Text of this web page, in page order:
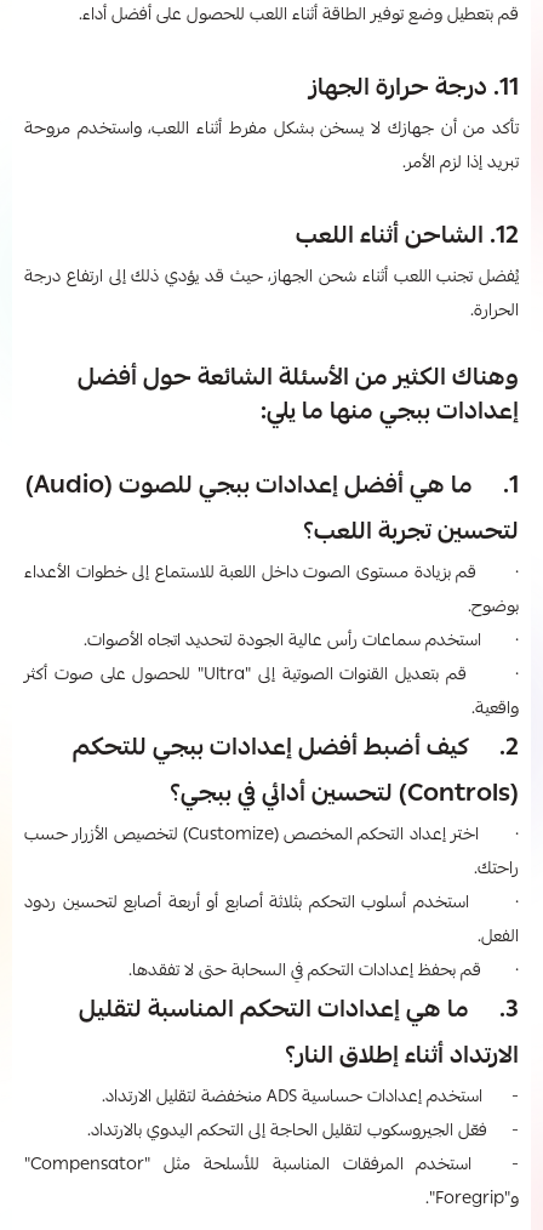
قم بتعطيل وضع توفير الطاقة أثناء اللعب للحصول على أفضل أداء.
11. درجة حرارة الجهاز
تأكد من أن جهازك لا يسخن بشكل مفرط أثناء اللعب، واستخدم مروحة
تبريد إذا لزم الأمر.
12. الشاحن أثناء اللعب
يُفضل تجنب اللعب أثناء شحن الجهاز، حيث قد يؤدي ذلك إلى ارتفاع درجة
الحرارة.
وهناك الكثير من الأسئلة الشائعة حول أفضل
إعدادات ببجي​ منها ما يلي:
1. ما هي أفضل إعدادات ببجي​ للصوت (Audio)
لتحسين تجربة اللعب؟
· قم بزيادة مستوى الصوت داخل اللعبة للاستماع إلى خطوات الأعداء
بوضوح.
· استخدم سماعات رأس عالية الجودة لتحديد اتجاه الأصوات.
· قم بتعديل القنوات الصوتية إلى "Ultra" للحصول على صوت أكثر
واقعية.
2. كيف أضبط أفضل إعدادات ببجي​ للتحكم
(Controls) لتحسين أدائي في ببجي؟
· اختر إعداد التحكم المخصص (Customize) لتخصيص الأزرار حسب
راحتك.
· استخدم أسلوب التحكم بثلاثة أصابع أو أربعة أصابع لتحسين ردود
الفعل.
· قم بحفظ إعدادات التحكم في السحابة حتى لا تفقدها.
3. ما هي إعدادات التحكم المناسبة لتقليل
الارتداد أثناء إطلاق النار؟
- استخدم إعدادات حساسية ADS منخفضة لتقليل الارتداد.
- فعّل الجيروسكوب لتقليل الحاجة إلى التحكم اليدوي بالارتداد.
- استخدم المرفقات المناسبة للأسلحة مثل "Compensator"
و"Foregrip".